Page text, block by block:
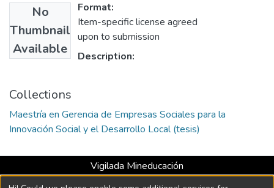
No
Thumbnail
Available
Format:
Item-specific license agreed
upon to submission
Description:
Collections
Maestría en Gerencia de Empresas Sociales para la
Innovación Social y el Desarrollo Local (tesis)
Vigilada Mineducación
Universidad con Acreditación Institucional hasta 2026 -